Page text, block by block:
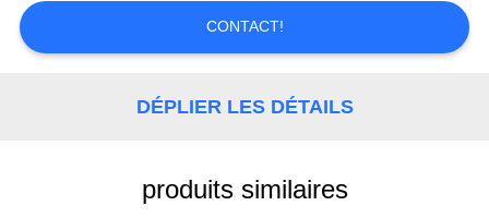
NOUVELLES
DEMANDEZ
CONTACT!
DÉPLIER LES DÉTAILS
produits similaires